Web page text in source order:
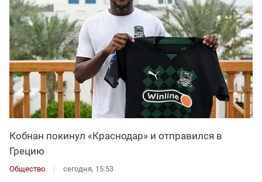
Кобнан покинул «Краснодар» и отправился в
Грецию
Общество сегодня, 15:53